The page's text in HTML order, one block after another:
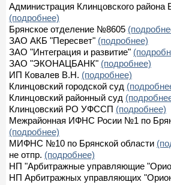
Администрация Клинцовского района
(подробнее)
Брянское отделение №8605
ЗАО АКБ "Пересвет" (подробнее)
ЗАО "Интеграция и развитие"
ЗАО "ЭКОНАЦБАНК" (подробнее)
ИП Ковалев В.Н. (подробнее)
Клинцовский городской суд
Клинцовский районный суд
Клинцовский РО УФССП (подробнее)
Межрайонная ИФНС Росии №1 по
(подробнее)
МИФНС №10 по Брянской области
не отпр. (подробнее)
НП "Арбитражные управляющие
НП Арбитражных управляющих